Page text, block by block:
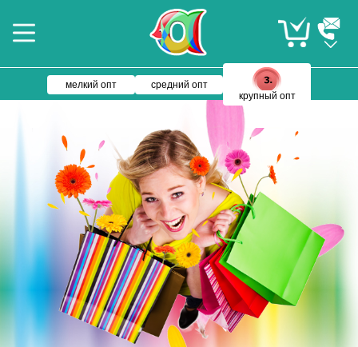
мелкий опт
средний опт
крупный опт